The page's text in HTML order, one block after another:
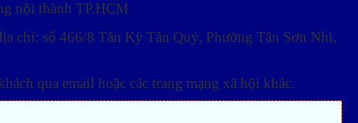
nội thành TP.HCM
chỉ: số 466/8 Tân Kỳ Tân Quý, Phường Tân Sơn Nhì,
qua email hoặc các trang mạng xã hội khác.